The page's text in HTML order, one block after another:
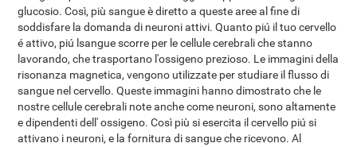
glucosio. Così, più sangue è diretto a queste aree al fine di
soddisfare la domanda di neuroni attivi. Quanto piú il tuo cervello
é attivo, piú lsangue scorre per le cellule cerebrali che stanno
lavorando, che trasportano l'ossigeno prezioso. Le immagini della
risonanza magnetica, vengono utilizzate per studiare il flusso di
sangue nel cervello. Queste immagini hanno dimostrato che le
nostre cellule cerebrali note anche come neuroni, sono altamente
e dipendenti dell' ossigeno. Così più si esercita il cervello piú si
attivano i neuroni, e la fornitura di sangue che ricevono. Al